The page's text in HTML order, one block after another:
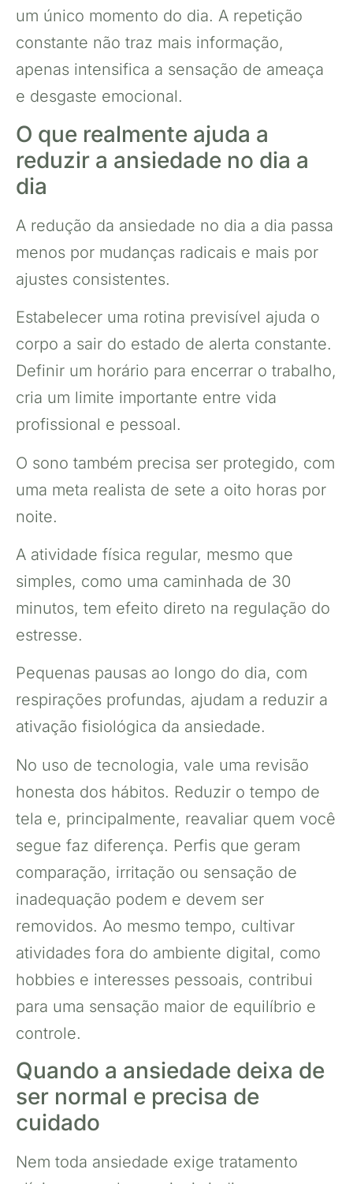
um único momento do dia. A repetição
constante não traz mais informação,
apenas intensifica a sensação de ameaça
e desgaste emocional.
O que realmente ajuda a
reduzir a ansiedade no dia a
dia
A redução da ansiedade no dia a dia passa
menos por mudanças radicais e mais por
ajustes consistentes.
Estabelecer uma rotina previsível ajuda o
corpo a sair do estado de alerta constante.
Definir um horário para encerrar o trabalho,
cria um limite importante entre vida
profissional e pessoal.
O sono também precisa ser protegido, com
uma meta realista de sete a oito horas por
noite.
A atividade física regular, mesmo que
simples, como uma caminhada de 30
minutos, tem efeito direto na regulação do
estresse.
Pequenas pausas ao longo do dia, com
respirações profundas, ajudam a reduzir a
ativação fisiológica da ansiedade.
No uso de tecnologia, vale uma revisão
honesta dos hábitos. Reduzir o tempo de
tela e, principalmente, reavaliar quem você
segue faz diferença. Perfis que geram
comparação, irritação ou sensação de
inadequação podem e devem ser
removidos. Ao mesmo tempo, cultivar
atividades fora do ambiente digital, como
hobbies e interesses pessoais, contribui
para uma sensação maior de equilíbrio e
controle.
Quando a ansiedade deixa de
ser normal e precisa de
cuidado
Nem toda ansiedade exige tratamento